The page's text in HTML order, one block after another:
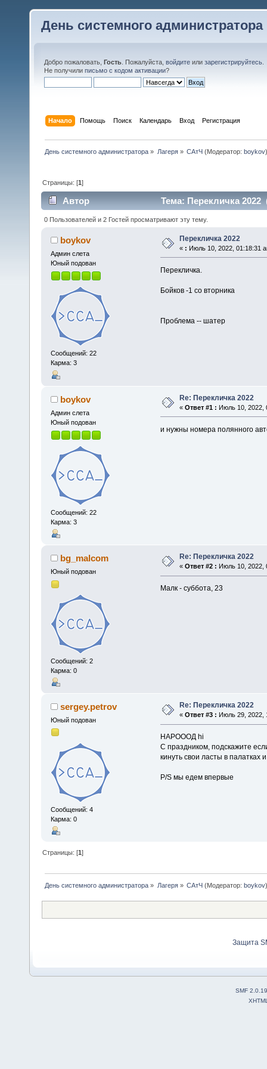
День системного администратора
Добро пожаловать, Гость . Пожалуйста, войдите или зарегистрируйтесь
Не получили письмо с кодом активации?
Начало Помощь Поиск Календарь Вход Регистрация
День системного администратора » Лагеря» САтЧ(Модератор: boykov
Страницы: [1]
Автор Тема: Перекличка 2022
0 Пользователей и 2 Гостей просматривают эту тему.
boykov
Админ слета
Юный подован
Сообщений: 22
Карма: 3
Перекличка 2022
« : Июль 10, 2022, 01:18:31
Перекличка.
Бойков -1 со вторника
Проблема -- шатер
boykov
Админ слета
Юный подован
Сообщений: 22
Карма: 3
Re: Перекличка 2022
« Ответ #1 : Июль 10, 2022,
и нужны номера полянного
bg_malcom
Юный подован
Сообщений: 2
Карма: 0
Re: Перекличка 2022
« Ответ #2 : Июль 10, 2022,
Малк - суббота, 23
sergey.petrov
Юный подован
Сообщений: 4
Карма: 0
Re: Перекличка 2022
« Ответ #3 : Июль 29, 2022,
НАРОООД hi
С праздником, подскажите
кинуть свои ласты в палатках
P/S мы едем впервые
Страницы: [1]
День системного администратора » Лагеря» САтЧ(Модератор: boykov
Защита
SMF 2.0.19